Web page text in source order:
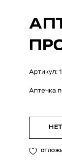
Артикул:
Аптечка